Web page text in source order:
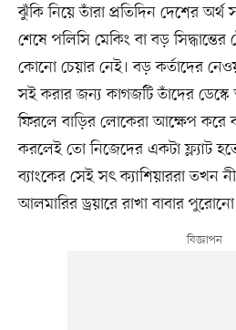
ঝুঁকি নিয়ে তাঁরা প্রতিদিন দেশের
শেষে পলিসি মেকিং বা বড়
কোনো চেয়ার নেই। বড় কর্তাদের
সই করার জন্য কাগজটি তাঁদের
ফিরলে বাড়ির লোকেরা আক্ষেপ
করলেই তো নিজেদের একটা ফ্ল্যাট
ব্যাংকের সেই সৎ ক্যাশিয়াররা তখন
আলমারির ড্রয়ারে রাখা বাবার